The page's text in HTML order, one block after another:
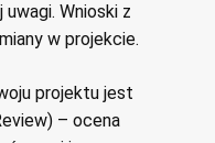
Wnioski z
w projekcie.
projektu jest
– ocena